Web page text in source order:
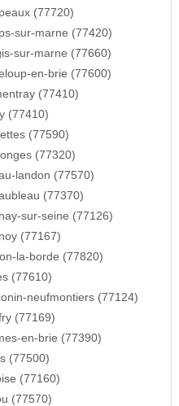
(77720)
sur-marne (77420)
sur-marne (77660)
en-brie (77600)
(77410)
(77410)
(77590)
(77320)
landon (77570)
(77370)
sur-seine (77126)
(77167)
la-borde (77820)
(77610)
neufmontiers (77124)
(77169)
en-brie (77390)
(77500)
(77160)
(77570)